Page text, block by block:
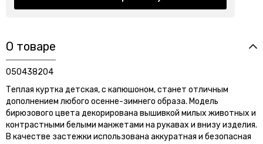
О товаре
050438204
Теплая куртка детская, с капюшоном, станет отличным
дополнением любого осенне-зимнего образа. Модель
бирюзового цвета декорирована вышивкой милых животных и
контрастными белыми манжетами на рукавах и внизу изделия.
В качестве застежки использована аккуратная и безопасная